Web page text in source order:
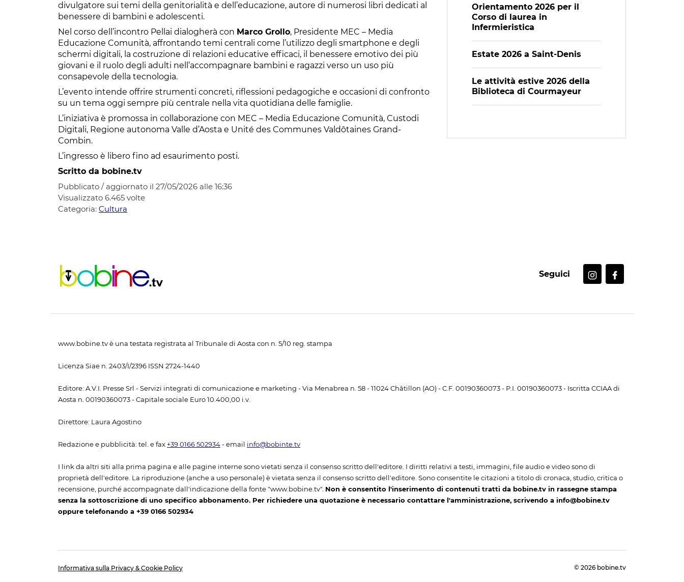
divulgatore sui temi della genitorialità e dell’educazione, autore di numerosi libri dedicati al
benessere di bambini e adolescenti.
Nel corso dell’incontro Pellai dialogherà con Marco Grollo, Presidente MEC – Media
Educazione Comunità, affrontando temi centrali come l’utilizzo degli smartphone e degli
schermi digitali, la costruzione di relazioni educative efficaci, il benessere emotivo dei più
giovani e il ruolo degli adulti nell’accompagnare bambini e ragazzi verso un uso più
consapevole della tecnologia.
L’evento intende offrire strumenti concreti, riflessioni pedagogiche e occasioni di confronto
su un tema oggi sempre più centrale nella vita quotidiana delle famiglie.
L’iniziativa è promossa in collaborazione con MEC – Media Educazione Comunità, Custodi
Digitali, Regione autonoma Valle d’Aosta e Unité des Communes Valdôtaines Grand-
Combin.
L’ingresso è libero fino ad esaurimento posti.
Scritto da bobine.tv
Pubblicato / aggiornato il 27/05/2026 alle 16:36
Visualizzato 6.465 volte
Categoria: Cultura
Orientamento 2026 per il
Corso di laurea in
Infermieristica
Estate 2026 a Saint-Denis
Le attività estive 2026 della
Biblioteca di Courmayeur
Seguici
www.bobine.tv è una testata registrata al Tribunale di Aosta con n. 5/10 reg. stampa
Licenza Siae n. 2403/I/2396 ISSN 2724-1440
Editore: A.V.I. Presse Srl - Servizi integrati di comunicazione e marketing - Via Menabrea n. 58 - 11024 Châtillon (AO) - C.F. 00190360073 - P.I. 00190360073 - Iscritta CCIAA di
Aosta n. 00190360073 - Capitale sociale Euro 10.400,00 i.v.
Direttore: Laura Agostino
Redazione e pubblicità: tel. e fax +39 0166 502934 - email info@bobinte.tv
I link da altri siti alla prima pagina e alle pagine interne sono vietati senza il consenso scritto dell'editore. I diritti relativi a testi, immagini, file audio e video sono di
proprietà dell'editore. La riproduzione (anche a uso personale) è vietata senza il consenso scritto dell'editore. Sono consentite le citazioni a titolo di cronaca, studio, critica o
recensione, purché accompagnate dall'indicazione della fonte "www.bobine.tv". Non è consentito l'inserimento di contenuti tratti da bobine.tv in rassegne stampa
senza la sottoscrizione di uno specifico abbonamento. Per richiedere una quotazione è necessario contattare l'amministrazione, scrivendo a info@bobine.tv
oppure telefonando a +39 0166 502934
Informativa sulla Privacy & Cookie Policy © 2026 bobine.tv